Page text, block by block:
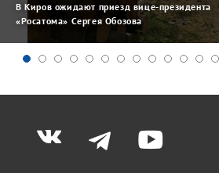
В Киров ожидают приезд вице-президента
«Росатома» Сергея Обозова